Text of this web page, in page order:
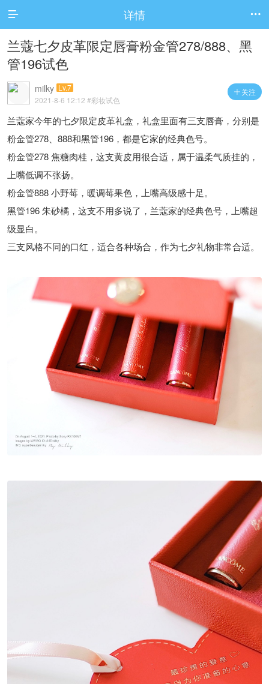
 详情 
兰蔻七夕皮革限定唇膏粉金管278/888、黑
管196试色
 关注
milky Lv.7
2021-8-6 12:12 #彩妆试色
兰蔻家今年的七夕限定皮革礼盒，礼盒里面有三支唇膏，分别是
粉金管278、888和黑管196，都是它家的经典色号。
粉金管278 焦糖肉桂，这支黄皮用很合适，属于温柔气质挂的，
上嘴低调不张扬。
粉金管888 小野莓，暖调莓果色，上嘴高级感十足。
黑管196 朱砂橘，这支不用多说了，兰蔻家的经典色号，上嘴超
级显白。
三支风格不同的口红，适合各种场合，作为七夕礼物非常合适。